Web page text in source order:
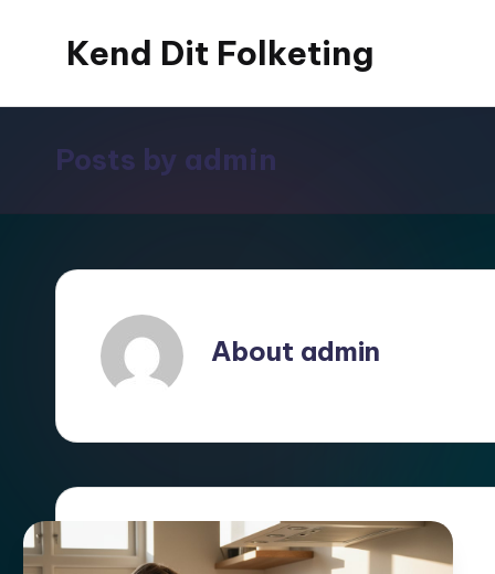
Kend Dit Folketing
Posts by admin
About admin